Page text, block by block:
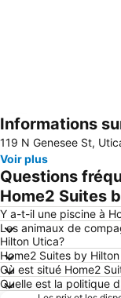
Agrandir la carte
Informations
119 N Genesee St,
Voir plus
Questions
Home2 Suites
Y a-t-il une piscine à
Les animaux de
Hilton Utica?
Home2 Suites by
Où est situé Home2
Quelle est la politique